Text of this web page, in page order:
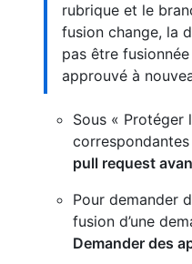
rubrique et le
fusion change, la
pas être fusionnée
approuvé à
Sous « Protéger
pull request
Pour demander
fusion d’une
Demander des